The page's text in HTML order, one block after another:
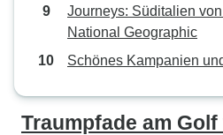
Journeys: Süditalien
National Geographic
Schönes Kampanien
Traumpfade am